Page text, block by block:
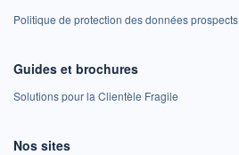
Politique de protection des données prospects
Guides et brochures
Solutions pour la Clientèle Fragile
Nos sites